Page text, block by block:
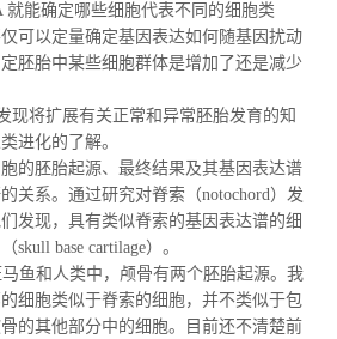
就能确定哪些细胞代表不同的细胞类
可以定量确定基因表达如何随基因扰动
胚胎中某些细胞群体是增加了还是减少
现将扩展有关正常和异常胚胎发育的知
进化的了解。
的胚胎起源、最终结果及其基因表达谱
关系。通过研究对脊索（notochord）发
发现，具有类似脊索的基因表达谱的细
skull base cartilage）。
马鱼和人类中，颅骨有两个胚胎起源。我
细胞类似于脊索的细胞，并不类似于包
的其他部分中的细胞。目前还不清楚前